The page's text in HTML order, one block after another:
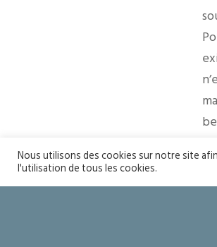
Nous utilisons des cookies sur notre site
l'utilisation de tous les cookies.